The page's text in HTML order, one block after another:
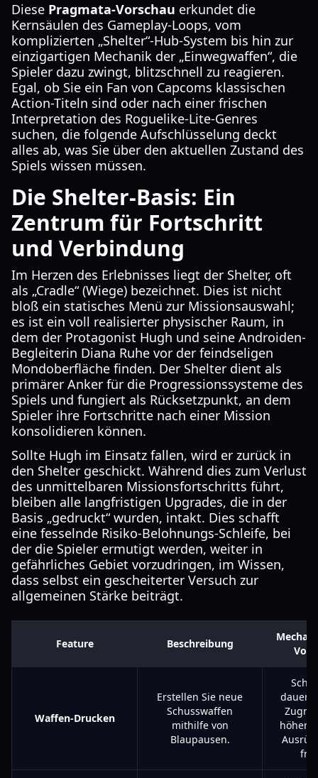
Diese Pragmata-Vorschau erkundet die
Kernsäulen des Gameplay-Loops, vom
komplizierten „Shelter“-Hub-System bis hin zur
einzigartigen Mechanik der „Einwegwaffen“, die
Spieler dazu zwingt, blitzschnell zu reagieren.
Egal, ob Sie ein Fan von Capcoms klassischen
Action-Titeln sind oder nach einer frischen
Interpretation des Roguelike-Lite-Genres
suchen, die folgende Aufschlüsselung deckt
alles ab, was Sie über den aktuellen Zustand des
Spiels wissen müssen.
Die Shelter-Basis: Ein
Zentrum für Fortschritt
und Verbindung
Im Herzen des Erlebnisses liegt der Shelter, oft
als „Cradle“ (Wiege) bezeichnet. Dies ist nicht
bloß ein statisches Menü zur Missionsauswahl;
es ist ein voll realisierter physischer Raum, in
dem der Protagonist Hugh und seine Androiden-
Begleiterin Diana Ruhe vor der feindseligen
Mondoberfläche finden. Der Shelter dient als
primärer Anker für die Progressionssysteme des
Spiels und fungiert als Rücksetzpunkt, an dem
Spieler ihre Fortschritte nach einer Mission
konsolidieren können.
Sollte Hugh im Einsatz fallen, wird er zurück in
den Shelter geschickt. Während dies zum Verlust
des unmittelbaren Missionsfortschritts führt,
bleiben alle langfristigen Upgrades, die in der
Basis „gedruckt“ wurden, intakt. Dies schafft
eine fesselnde Risiko-Belohnungs-Schleife, bei
der die Spieler ermutigt werden, weiter in
gefährliches Gebiet vorzudringen, im Wissen,
dass selbst ein gescheiterter Versuch zur
allgemeinen Stärke beiträgt.
Feature Beschreibung
Waffen-Drucken
Erstellen Sie neue
Schusswaffen
mithilfe von
Blaupausen.